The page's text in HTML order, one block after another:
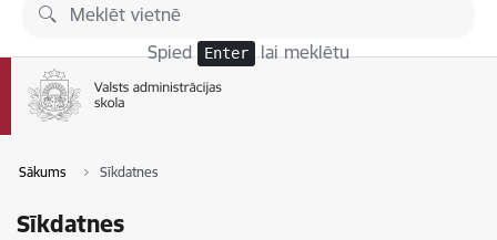
Pāriet uz lapas saturu
Spied Enter lai meklētu
Sākums Sīkdatnes
Sīkdatnes